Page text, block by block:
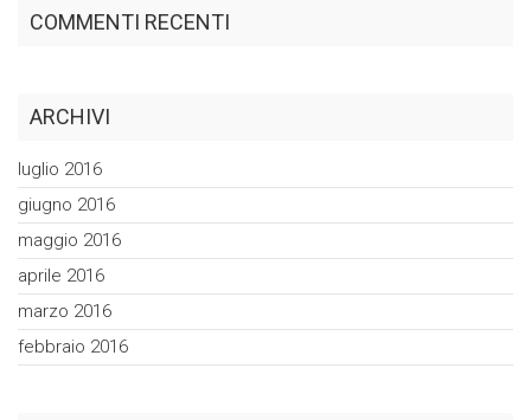
COMMENTI RECENTI
ARCHIVI
luglio 2016
giugno 2016
maggio 2016
aprile 2016
marzo 2016
febbraio 2016